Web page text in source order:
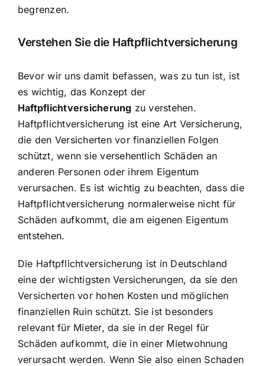
begrenzen.
Verstehen Sie die Haftpflichtversicherung
Bevor wir uns damit befassen, was zu tun ist, ist
es wichtig, das Konzept der
Haftpflichtversicherung zu verstehen.
Haftpflichtversicherung ist eine Art Versicherung,
die den Versicherten vor finanziellen Folgen
schützt, wenn sie versehentlich Schäden an
anderen Personen oder ihrem Eigentum
verursachen. Es ist wichtig zu beachten, dass die
Haftpflichtversicherung normalerweise nicht für
Schäden aufkommt, die am eigenen Eigentum
entstehen.
Die Haftpflichtversicherung ist in Deutschland
eine der wichtigsten Versicherungen, da sie den
Versicherten vor hohen Kosten und möglichen
finanziellen Ruin schützt. Sie ist besonders
relevant für Mieter, da sie in der Regel für
Schäden aufkommt, die in einer Mietwohnung
verursacht werden. Wenn Sie also einen Schaden